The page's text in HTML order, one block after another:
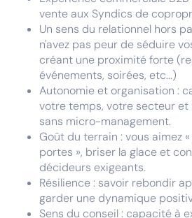
vente aux Syndics de
Un sens du relationnel hors
n'avez pas peur de séduire
créant une proximité forte
événements, soirées, etc...)
Autonomie et organisation :
votre temps, votre secteur et
sans micro-management.
Goût du terrain : vous aimez
portes », briser la glace et
décideurs exigeants.
Résilience : savoir rebondir
garder une dynamique
Sens du conseil : capacité à